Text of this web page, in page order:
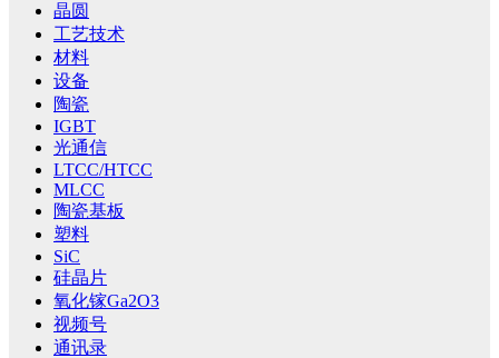
晶圆
工艺技术
材料
设备
陶瓷
IGBT
光通信
LTCC/HTCC
MLCC
陶瓷基板
塑料
SiC
硅晶片
氧化镓Ga2O3
视频号
通讯录